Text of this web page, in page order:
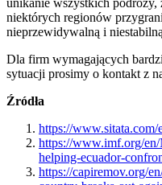
niektórych regionów
nieprzewidywalną i
Dla firm wymagających
sytuacji prosimy o kontakt z
Źródła
https://www.sitata.com/
https://www.imf.org/
helping-ecuador-
https://capiremov.org/